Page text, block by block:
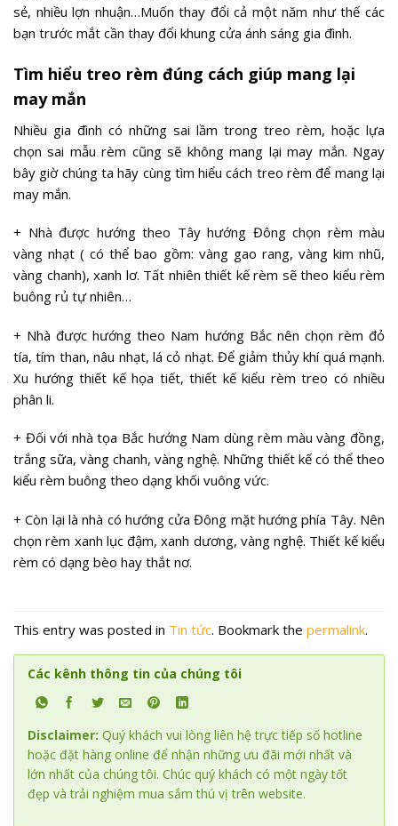
sẻ, nhiều lợn nhuận…Muốn thay đổi cả một năm như thế các
bạn trước mắt cần thay đổi khung cửa ánh sáng gia đình.
Tìm hiểu treo rèm đúng cách giúp mang lại
may mắn
Nhiều gia đình có những sai lầm trong treo rèm, hoặc lựa
chọn sai mẫu rèm cũng sẽ không mang lại may mắn. Ngay
bây giờ chúng ta hãy cùng tìm hiểu cách treo rèm để mang lại
may mắn.
+ Nhà được hướng theo Tây hướng Đông chọn rèm màu
vàng nhạt ( có thể bao gồm: vàng gao rang, vàng kim nhũ,
vàng chanh), xanh lơ. Tất nhiên thiết kế rèm sẽ theo kiểu rèm
buông rủ tự nhiên…
+ Nhà được hướng theo Nam hướng Bắc nên chọn rèm đỏ
tía, tím than, nâu nhạt, lá cỏ nhạt. Để giảm thủy khí quá mạnh.
Xu hướng thiết kế họa tiết, thiết kế kiểu rèm treo có nhiều
phân li.
+ Đối với nhà tọa Bắc hướng Nam dùng rèm màu vàng đồng,
trắng sữa, vàng chanh, vàng nghệ. Những thiết kế có thể theo
kiểu rèm buông theo dạng khối vuông vức.
+ Còn lại là nhà có hướng cửa Đông mặt hướng phía Tây. Nên
chọn rèm xanh lục đậm, xanh dương, vàng nghệ. Thiết kế kiểu
rèm có dạng bèo hay thắt nơ.
This entry was posted in Tin tức. Bookmark the permalink.
Các kênh thông tin của chúng tôi
Disclaimer: Quý khách vui lòng liên hệ trực tiếp số hotline
hoặc đặt hàng online để nhận những ưu đãi mới nhất và
lớn nhất của chúng tôi. Chúc quý khách có một ngày tốt
đẹp và trải nghiệm mua sắm thú vị trên website.